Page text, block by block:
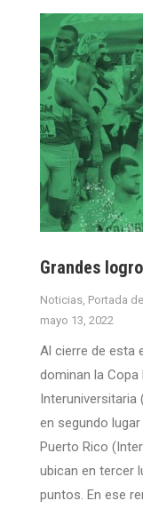
Grandes
Noticias Portada
mayo 13, 2022
Al cierre de esta
dominan la
Interuniversitaria
en segundo
Puerto Rico
ubican en tercer
puntos. En ese